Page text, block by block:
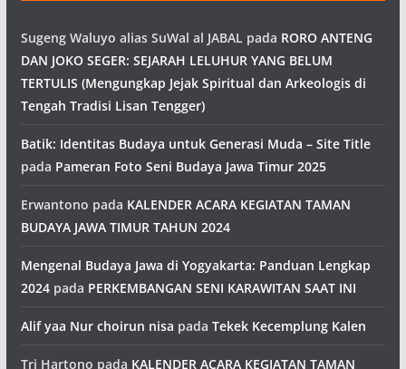
Sugeng Waluyo alias SuWal al JABAL pada RORO ANTENG
DAN JOKO SEGER: SEJARAH LELUHUR YANG BELUM
TERTULIS (Mengungkap Jejak Spiritual dan Arkeologis di
Tengah Tradisi Lisan Tengger)
Batik: Identitas Budaya untuk Generasi Muda – Site Title
pada Pameran Foto Seni Budaya Jawa Timur 2025
Erwantono pada KALENDER ACARA KEGIATAN TAMAN
BUDAYA JAWA TIMUR TAHUN 2024
Mengenal Budaya Jawa di Yogyakarta: Panduan Lengkap
2024pada PERKEMBANGAN SENI KARAWITAN SAAT INI
Alif yaa Nur choirun nisa pada Tekek Kecemplung Kalen
Tri Hartono pada KALENDER ACARA KEGIATAN TAMAN